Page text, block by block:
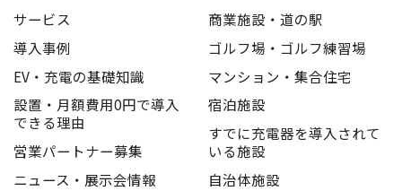
サービス
導入事例
EV・充電の基礎知識
設置・月額費用0円で導入
できる理由
営業パートナー募集
ニュース・展示会情報
商業施設・道の駅
ゴルフ場・ゴルフ練習場
マンション・集合住宅
宿泊施設
すでに充電器を導入されて
いる施設
自治体施設